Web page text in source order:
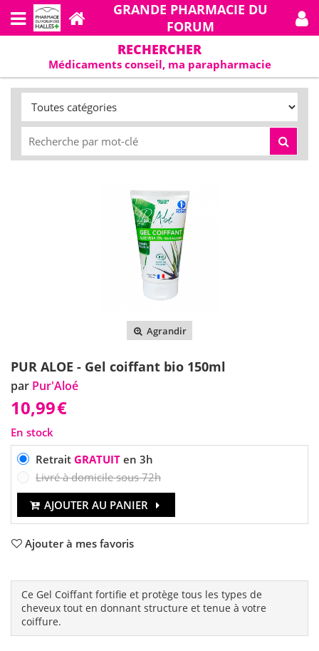
GRANDE PHARMACIE DU
FORUM
RECHERCHER
Médicaments conseil, ma parapharmacie
Agrandir
PUR ALOE - Gel coiffant bio 150ml
par Pur'Aloé
10,99€
En stock
Retrait GRATUITen 3h
Livré à domicile sous 72h
AJOUTER AU PANIER
Ajouter à mes favoris
Ce Gel Coiffant fortifie et protège tous les types de
cheveux tout en donnant structure et tenue à votre
coiffure.